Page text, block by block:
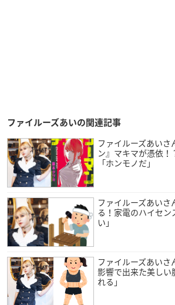
ファイルーズあいの関連記事
ファイルーズあい
ン』マキマが憑依
「ホンモノだ」
ファイルーズあい
る！家電のハイセン
い」
ファイルーズあい
影響で出来た美し
れる」